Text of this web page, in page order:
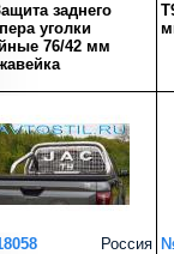
заднего
уголки
76/42 мм
Россия